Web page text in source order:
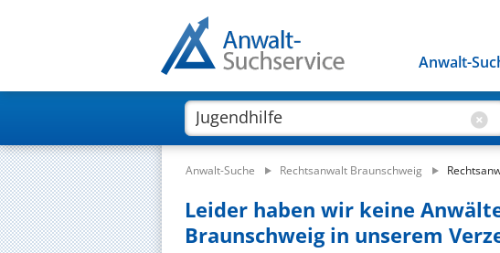
Anwalt-
Anwalt-Suche Rechtsanwalt Braunschweig
Leider haben wir keine
Braunschweig in unserem